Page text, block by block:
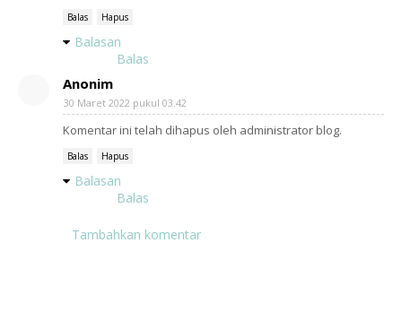
Balas Hapus
Balasan
Balas
Anonim
30 Maret 2022 pukul 03.42
Komentar ini telah dihapus oleh administrator blog.
Balas Hapus
Balasan
Balas
Tambahkan komentar